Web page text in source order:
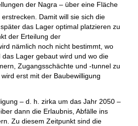
der Nagra – über eine Fläche
erstrecken. Damit will sie sich die
das Lager optimal platzieren zu
der Erteilung der
nämlich noch nicht bestimmt, wo
Lager gebaut wird und wo die
Zugangsschächte und -tunnel zu
erst mit der Baubewilligung
– d. h. zirka um das Jahr 2050 –
dann die Erlaubnis, Abfälle ins
Zu diesem Zeitpunkt sind die